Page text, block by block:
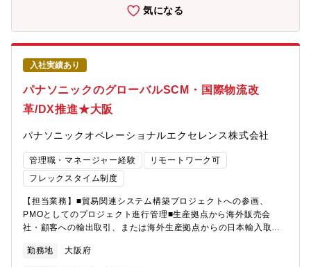
売上、利益を改善していきます。■売上、利益と共に、運送業とし
て運行管理も重要な業務です。デジタルタコグラフによる自社車
両の拘束時間、運転時間の管理、また、アルコールチェッカー、
点呼、日常点検などの日次業務の確認なども業務の一環となりま
す。運転状況も確認し、事故の削減や燃費向上につなげていきま
す。■事故が発生した場合は、各配車センター担当とドライバーで
ミーティングを実施し、経緯、要因を正確にヒヤリングして対策
を検討します。対策については最終社長確認にし、更に月次会議
にて運用に問題がないかどうかを確認して品質改善していきま
実施し、また車両入替えなども企画検討します。＜企画業務＞■管
理者として配車担当やドライバーとの面談なども実施し、業務改
善や効率化を進めていってください。■事故対策や業務の改善を進
めていく中で、ルールやマニュアルなどの規定改廃なども携わっ
ていただきます。■協力会社（同業）への営業などもお任せしてい
きます。■将来的には運送部門のトップとして経営ボードメンバー
に参画して、配車センターの展開や各センターに配置する車両の
適正化などの企画業務についても、担当していただきます。【募
員：11名ドライバー：70名※上長は代表取締役社長となります。
気になる
入社実績あり
パナソニックのグローバルSCM・国際物流改
革/DX推進★大阪
パナソニックオペレーショナルエクセレンス株式会社
管理職・マネージャー経験
リモートワーク可
フレックスタイム制度
【担当業務】■貿易関連システム構築プロジェクトへの参画、
PMOとしてのプロジェクト進行管理■生産拠点から海外販売会
社・顧客への輸出取引、または海外生産拠点からの日本輸入取引
ション提供■高度な貿易物流ノウハウを元に、現状課題を抽出し、
勤務地 大阪府